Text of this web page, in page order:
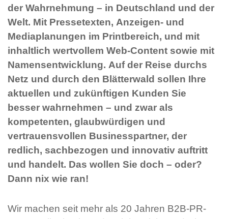
der Wahrnehmung – in Deutschland und der
Welt. Mit Pressetexten, Anzeigen- und
Mediaplanungen im Printbereich, und mit
inhaltlich wertvollem Web-Content sowie mit
Namensentwicklung. Auf der Reise durchs
Netz und durch den Blätterwald sollen Ihre
aktuellen und zukünftigen Kunden Sie
besser wahrnehmen – und zwar als
kompetenten, glaubwürdigen und
vertrauensvollen Businesspartner, der
redlich, sachbezogen und innovativ auftritt
und handelt. Das wollen Sie doch – oder?
Dann nix wie ran!
Wir machen seit mehr als 20 Jahren B2B-PR-